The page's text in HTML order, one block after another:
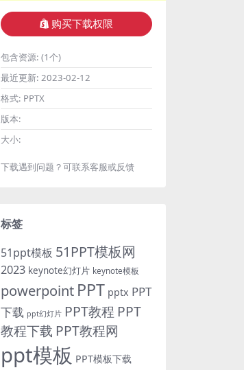
购买下载权限
包含资源: (1个)
最近更新: 2023-02-12
格式: PPTX
版本:
大小:
下载遇到问题？可联系客服或反馈
标签
51ppt模板 51PPT模板网
2023 keynote幻灯片 keynote模板
powerpoint PPT pptx PPT
下载 ppt幻灯片 PPT教程 PPT
教程下载 PPT教程网
ppt模板 PPT模板下载